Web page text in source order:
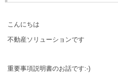
こんにちは
不動産ソリューションです
重要事項説明書のお話です:-)